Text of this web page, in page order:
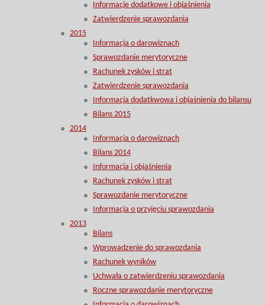
Informacje dodatkowe i objaśnienia
Zatwierdzenie sprawozdania
2015
Informacja o darowiznach
Sprawozdanie merytoryczne
Rachunek zysków i strat
Zatwierdzenie sprawozdania
Informacja dodatkwowa i objaśnienia do bilansu
Bilans 2015
2014
Informacja o darowiznach
Bilans 2014
Informacja i objaśnienia
Rachunek zysków i strat
Sprawozdanie merytoryczne
Informacja o przyjęciu sprawozdania
2013
Bilans
Wprowadzenie do sprawozdania
Rachunek wyników
Uchwała o zatwierdzeniu sprawozdania
Roczne sprawozdanie merytoryczne